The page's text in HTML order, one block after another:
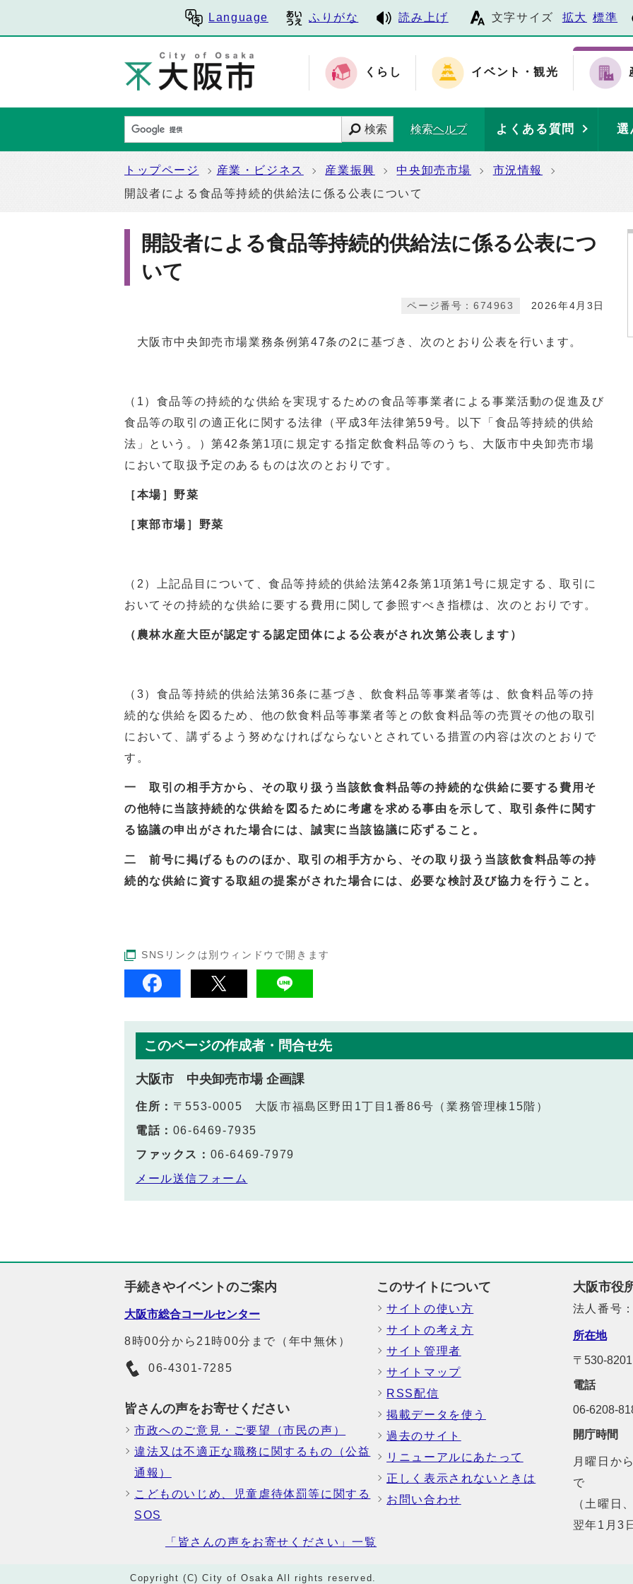
Language ふりがな 読み上げ 文字サイズ 拡大 標準
くらし イベント・観光
検索 検索ヘルプ よくある質問 選
トップページ 産業・ビジネス 産業振興 中央卸売市場
市況情報
開設者による食品等持続的供給法に係る公表について
開設者による食品等持続的供給法に係る公表につ
いて
2026年4月3日
ページ番号：674963
大阪市中央卸売市場業務条例第47条の2に基づき、次のとおり公表を行います。
（1）食品等の持続的な供給を実現するための食品等事業者による事業活動の促進及び
食品等の取引の適正化に関する法律（平成3年法律第59号。以下「食品等持続的供給
法」という。）第42条第1項に規定する指定飲食料品等のうち、大阪市中央卸売市場
において取扱予定のあるものは次のとおりです。
［本場］野菜
［東部市場］野菜
（2）上記品目について、食品等持続的供給法第42条第1項第1号に規定する、取引に
おいてその持続的な供給に要する費用に関して参照すべき指標は、次のとおりです。
（農林水産大臣が認定する認定団体による公表がされ次第公表します）
（3）食品等持続的供給法第36条に基づき、飲食料品等事業者等は、飲食料品等の持
続的な供給を図るため、他の飲食料品等事業者等との飲食料品等の売買その他の取引
において、講ずるよう努めなければならないとされている措置の内容は次のとおりで
す。
一 取引の相手方から、その取り扱う当該飲食料品等の持続的な供給に要する費用そ
の他特に当該持続的な供給を図るために考慮を求める事由を示して、取引条件に関す
る協議の申出がされた場合には、誠実に当該協議に応ずること。
二 前号に掲げるもののほか、取引の相手方から、その取り扱う当該飲食料品等の持
続的な供給に資する取組の提案がされた場合には、必要な検討及び協力を行うこと。
SNSリンクは別ウィンドウで開きます
このページの作成者・問合せ先
大阪市 中央卸売市場 企画課
住所： 〒553-0005 大阪市福島区野田1丁目1番86号（業務管理棟15階）
電話： 06-6469-7935
ファックス： 06-6469-7979
メール送信フォーム
手続きやイベントのご案内
大阪市総合コールセンター
8時00分から21時00分まで（年中無休）
06-4301-7285
皆さんの声をお寄せください
市政へのご意見・ご要望（市民の声）
違法又は不適正な職務に関するもの（公益
通報）
こどものいじめ、児童虐待体罰等に関する
SOS
「皆さんの声をお寄せください」一覧
このサイトについて
サイトの使い方
サイトの考え方
サイト管理者
サイトマップ
RSS配信
掲載データを使う
過去のサイト
リニューアルにあたって
正しく表示されないときは
お問い合わせ
大阪市役
法人番号
所在地
〒530-
電話
06-6208-
開庁時間
月曜日か
で
（土曜日
翌年1月3
Copyright (C) City of Osaka All rights reserved.